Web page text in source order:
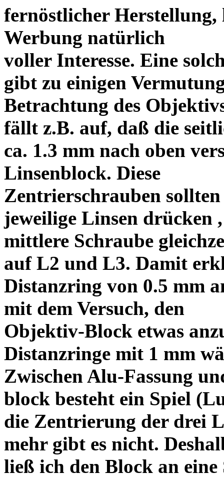
fernöstlicher Herstellung,
Werbung natürlich
voller Interesse. Eine
gibt zu einigen
Betrachtung des
fällt z.B. auf, daß die
ca. 1.3 mm nach oben
Linsenblock. Diese
Zentrierschrauben
jeweilige Linsen drücken
mittlere Schraube
auf L2 und L3. Damit
Distanzring von 0.5 mm
mit dem Versuch, den
Objektiv-Block etwas
Distanzringe mit 1 mm
Zwischen Alu-Fassung
block besteht ein Spiel
die Zentrierung der drei
mehr gibt es nicht.
ließ ich den Block an eine